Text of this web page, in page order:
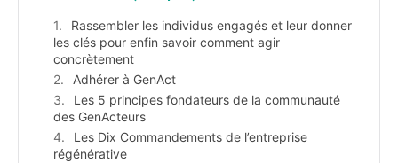
Rassembler les individus engagés et leur donner
les clés pour enfin savoir comment agir
concrètement
Adhérer à GenAct
Les 5 principes fondateurs de la communauté
des GenActeurs
Les Dix Commandements de l’entreprise
régénérative